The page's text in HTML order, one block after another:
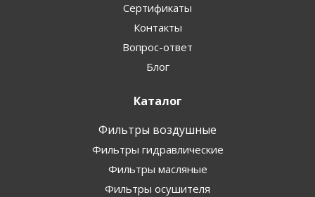
Сертификаты
Контакты
Вопрос-ответ
Блог
Каталог
Фильтры воздушные
Фильтры гидравлические
Фильтры масляные
Фильтры осушителя